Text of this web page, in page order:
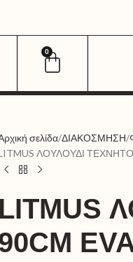
0
σελίδα ΔΙΑΚΟΣΜΗΣΗ
ΛΟΥΛΟΥΔΙ
LITMUS